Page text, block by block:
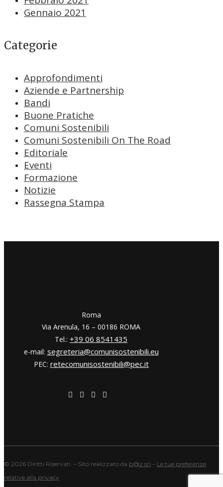
Gennaio 2021
Categorie
Approfondimenti
Aziende e Partnership
Bandi
Buone Pratiche
Comuni Sostenibili
Comuni Sostenibili On The Road
Editoriale
Eventi
Formazione
Notizie
Rassegna Stampa
​​Roma
Via Arenula, 16 – 00186 ROMA
Tel.: +39 06 8541435
e-mail: segreteria@comunisostenibili.eu
PEC: retecomunisostenibili@pec.it
© 2026 Diritti Riservati. – Sito realizzato da b@z srl – Le tue preferenze
relative alla privacy